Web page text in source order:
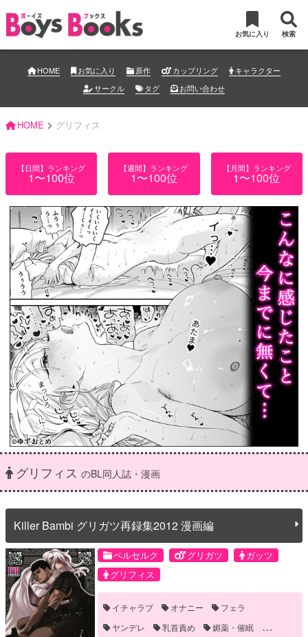
お気に入り 検索
HOME お気に入り 原作 カップリング
キャラクター
サークル
タグ お問い合わせ
HOME > グリフィス
【日間】ランキング
1〜100位
【週間】ランキング
1〜100位
【月間】ランキング
1〜100位
グリフィス のBL同人誌・漫画
Killer Bambi グリガツ再録集2012 漫画編
ベルセルク グリガツ
ガッツ
グリフィス
イチャラブ オナニー
フェラ
ヤンデレ
乳首責め
媚薬・催眠